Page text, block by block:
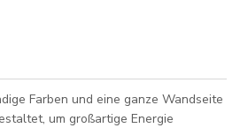
Farben und eine ganze Wandseite
um großartige Energie